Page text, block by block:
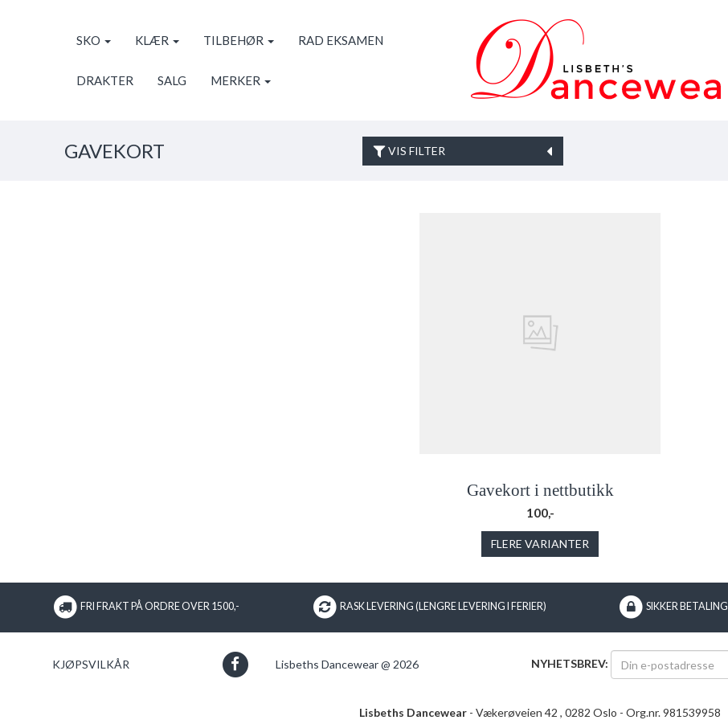
SKO KLÆR TILBEHØR RAD EKSAMEN
DRAKTER SALG MERKER
GAVEKORT VIS FILTER
Gavekort i nettbutikk
100,-
FLERE VARIANTER
FRI FRAKT PÅ ORDRE OVER 1500,- RASK LEVERING (LENGRE LEVERING I FERIER) SIKKER BETALING
KJØPSVILKÅR Lisbeths Dancewear @ 2026 NYHETSBREV:
Lisbeths Dancewear - Vækerøveien 42 , 0282 Oslo - Org.nr. 981539958